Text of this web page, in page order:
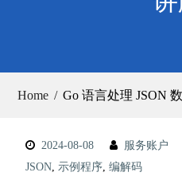
Home Go 语言处理 JSON
2024-08-08 服务账户
JSON, 示例程序, 编解码